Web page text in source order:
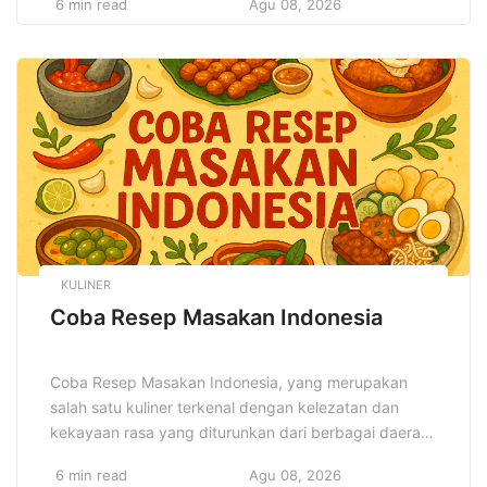
diperkenalkan, menawarkan peluang baru namun juga
bergerak cepat, mengubah lanskap sosial dan
ekonomi dalam waktu yang singkat, membawa
dampak besar pada cara […]
6 min read Agu 08, 2026
KULINER
Coba Resep Masakan Indonesia
Coba Resep Masakan Indonesia, yang merupakan
salah satu kuliner terkenal dengan kelezatan dan
kekayaan rasa yang diturunkan dari berbagai daerah
mencoba hidangan-hidangan Indonesia yang kaya
6 min read Agu 08, 2026